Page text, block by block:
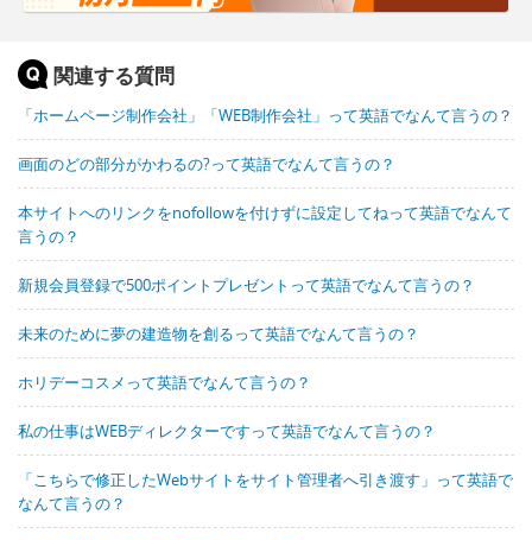
関連する質問
「ホームページ制作会社」「WEB制作会社」って英語でなんて言うの？
画面のどの部分がかわるの?って英語でなんて言うの？
本サイトへのリンクをnofollowを付けずに設定してねって英語でなんて
言うの？
新規会員登録で500ポイントプレゼントって英語でなんて言うの？
未来のために夢の建造物を創るって英語でなんて言うの？
ホリデーコスメって英語でなんて言うの？
私の仕事はWEBディレクターですって英語でなんて言うの？
「こちらで修正したWebサイトをサイト管理者へ引き渡す」って英語で
なんて言うの？